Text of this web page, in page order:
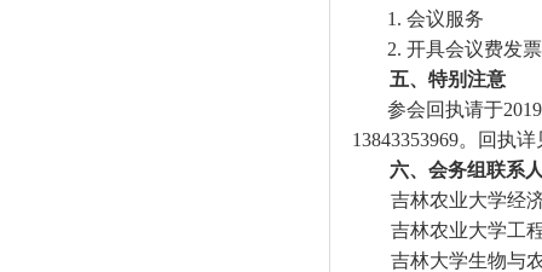
1. 会议服务
2. 开具会议费发票
五、特别注意
参会回执请于2019
13843353969。回执
六、会务组联系
吉林农业大学经
吉林农业大学工
吉林大学生物与